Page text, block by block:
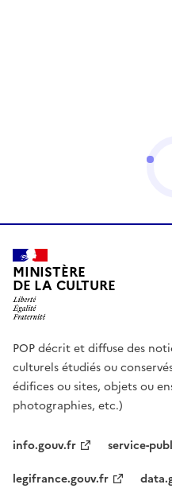
MINISTÈRE
DE LA CULTURE
POP décrit et diffuse des
culturels étudiés ou
édifices ou sites, objets ou
photographies, etc.)
info.gouv.fr
service-
legifrance.gouv.fr